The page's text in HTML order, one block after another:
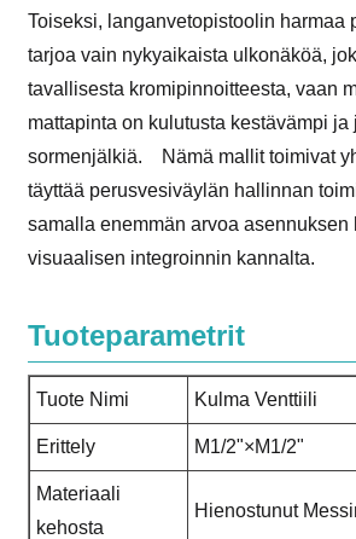
Toiseksi, langanvetopistoolin harmaa
tarjoa vain nykyaikaista ulkonäköä,
tavallisesta kromipinnoitteesta, vaan
mattapinta on kulutusta kestävämpi ja
sormenjälkiä. Nämä mallit toimivat
täyttää perusvesiväylän hallinnan
samalla enemmän arvoa asennuksen
visuaalisen integroinnin kannalta.
Tuoteparametrit
Tuote Nimi Kulma Venttiili
Erittely M1/2"×M1/2"
Materiaali
kehosta
Hienostunut